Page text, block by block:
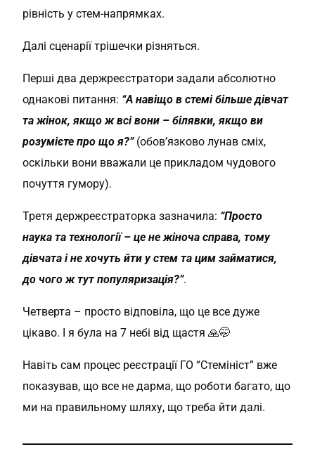
рівність у стем-напрямках.
Далі сценарії трішечки різняться.
Перші два держреєстратори задали абсолютно
однакові питання: “А навіщо в стемі більше дівчат
та жінок, якщо ж всі вони – білявки, якщо ви
розумієте про що я?”(обов’язково лунав сміх,
оскільки вони вважали це прикладом чудового
почуття гумору).
Третя держреєстраторка зазначила: “Просто
наука та технології – це не жіноча справа, тому
дівчата і не хочуть йти у стем та цим займатися,
до чого ж тут популяризація?”.
Четверта – просто відповіла, що це все дуже
цікаво. І я була на 7 небі від щастя 🙏🤭
Навіть сам процес реєстрації ГО “Стемініст” вже
показував, що все не дарма, що роботи багато, що
ми на правильному шляху, що треба йти далі.